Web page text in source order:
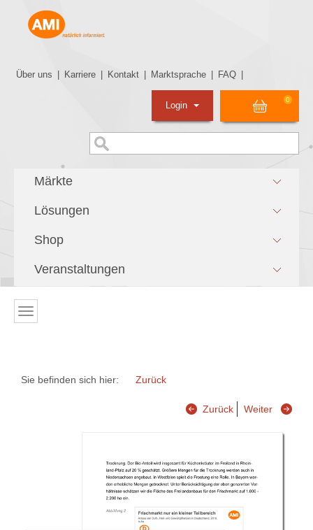
Über uns Karriere Kontakt Marktsprache FAQ
0
Login
Märkte
Lösungen
Shop
Veranstaltungen
Sie befinden sich hier: Zurück
Zurück Weiter